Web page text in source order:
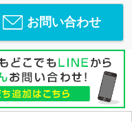
お問い合わせ